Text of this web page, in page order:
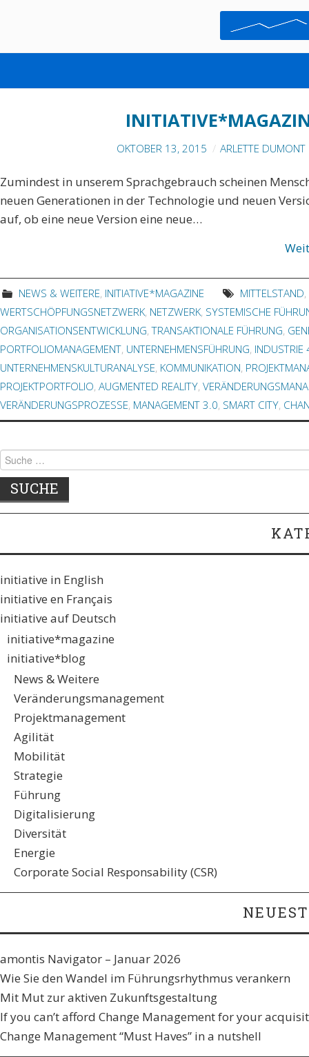
OKTOBER 13, 2015 ARLETTE
Zumindest in unserem Sprachgebrauch scheinen
neuen Generationen in der Technologie und neuen
auf, ob eine neue Version eine neue…
NEWS & WEITERE, INITIATIVE*MAGAZINE MITTELSTAND,
WERTSCHÖPFUNGSNETZWERK, NETZWERK, SYSTEMISCHE
ORGANISATIONSENTWICKLUNG,TRANSAKTIONALE FÜHRUNG,
PORTFOLIOMANAGEMENT, UNTERNEHMENSFÜHRUNG, INDUSTRIE
UNTERNEHMENSKULTURANALYSE, KOMMUNIKATION,
PROJEKTPORTFOLIO, AUGMENTED REALITY,
VERÄNDERUNGSPROZESSE, MANAGEMENT 3.0, SMART CITY,
Suche
nach:
initiative in English
initiative en Français
initiative auf Deutsch
initiative*magazine
initiative*blog
News & Weitere
Veränderungsmanagement
Projektmanagement
Agilität
Mobilität
Strategie
Führung
Digitalisierung
Diversität
Energie
Corporate Social Responsability (CSR)
amontis Navigator – Januar 2026
Wie Sie den Wandel im Führungsrhythmus verankern​
Mit Mut zur aktiven Zukunftsgestaltung
If you can’t afford Change Management for your
Change Management “Must Haves” in a nutshell